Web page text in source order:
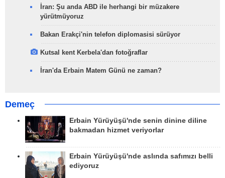
İran: Şu anda ABD ile herhangi bir müzakere
yürütmüyoruz
Bakan Erakçi'nin telefon diplomasisi sürüyor
Kutsal kent Kerbela'dan fotoğraflar
İran'da Erbain Matem Günü ne zaman?
Demeç
Erbain Yürüyüşü'nde senin dinine diline
bakmadan hizmet veriyorlar
Erbain Yürüyüşü'nde aslında safımızı belli
ediyoruz